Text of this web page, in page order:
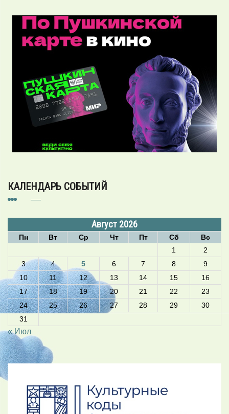
КАЛЕНДАРЬ СОБЫТИЙ
Август 2026
Пн Вт Ср Чт Пт Сб
Вс
1
2
3
4 5 6 7 8
9
10
11 12 13 14 15
16
17
18 19 20 21 22
23
24
25 26 27 28 29
30
31
« Июл